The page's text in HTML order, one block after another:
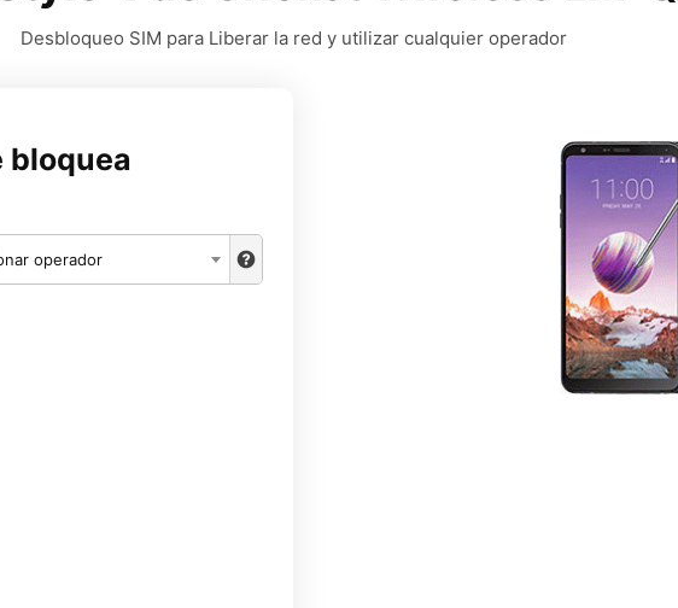
Desbloqueo SIM para Liberar la red y utilizar cualquier operador
bloquea
operador